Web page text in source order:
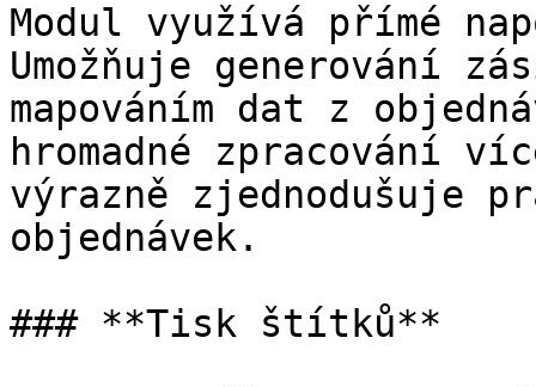
Modul využívá přímé
Umožňuje generování
mapováním dat z
hromadné zpracování
výrazně zjednodušuje
objednávek.
### **Tisk štítků**